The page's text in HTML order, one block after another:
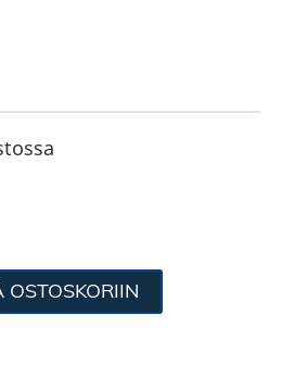
OSTOSKORIIN